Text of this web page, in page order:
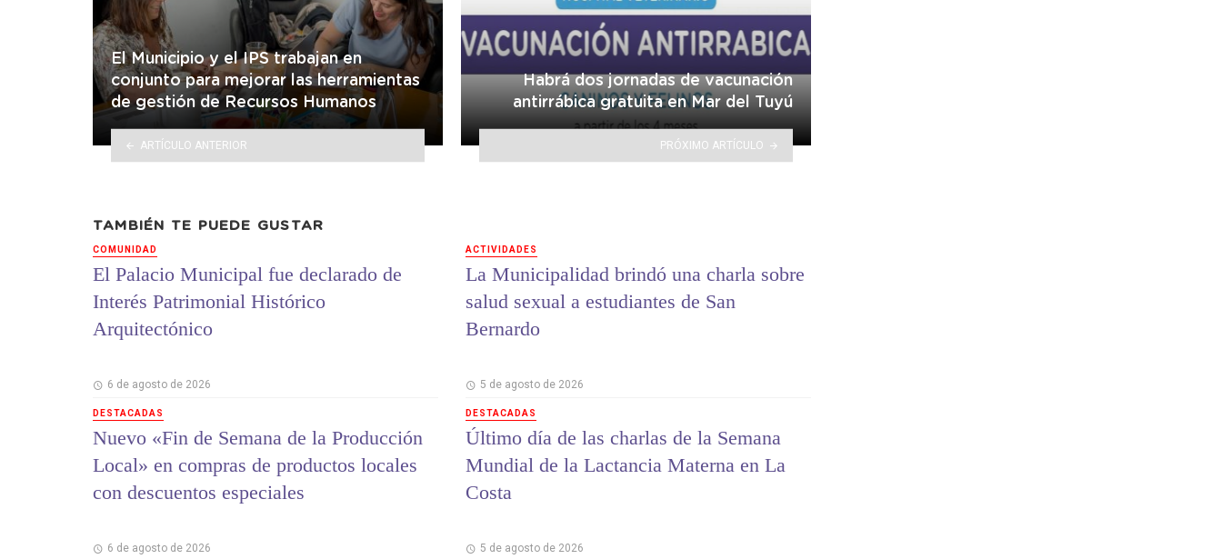
El Municipio y el IPS trabajan en
conjunto para mejorar las herramientas
de gestión de Recursos Humanos
ARTÍCULO ANTERIOR
Habrá dos jornadas de vacunación
antirrábica gratuita en Mar del Tuyú
PRÓXIMO ARTÍCULO
TAMBIÉN TE PUEDE GUSTAR
COMUNIDAD
El Palacio Municipal fue declarado de
Interés Patrimonial Histórico
Arquitectónico
6 de agosto de 2026
DESTACADAS
Nuevo «Fin de Semana de la Producción
Local» en compras de productos locales
con descuentos especiales
6 de agosto de 2026
ACTIVIDADES
La Municipalidad brindó una charla sobre
salud sexual a estudiantes de San
Bernardo
5 de agosto de 2026
DESTACADAS
Último día de las charlas de la Semana
Mundial de la Lactancia Materna en La
Costa
5 de agosto de 2026